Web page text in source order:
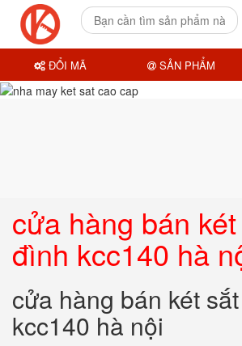
cửa hàng bán
đình kcc140 hà
cửa hàng bán két
kcc140 hà nội
ĐỔI MÃ SẢN PHẨM